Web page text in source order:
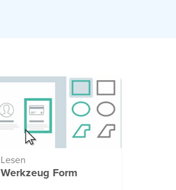
Lesen
Werkzeug Form